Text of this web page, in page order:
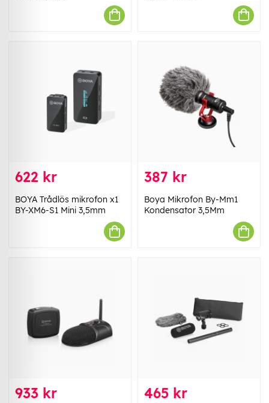
622 kr
BOYA Trådlös mikrofon x1
BY-XM6-S1 Mini 3,5mm
387 kr
Boya Mikrofon By-Mm1
Kondensator 3,5Mm
933 kr 465 kr